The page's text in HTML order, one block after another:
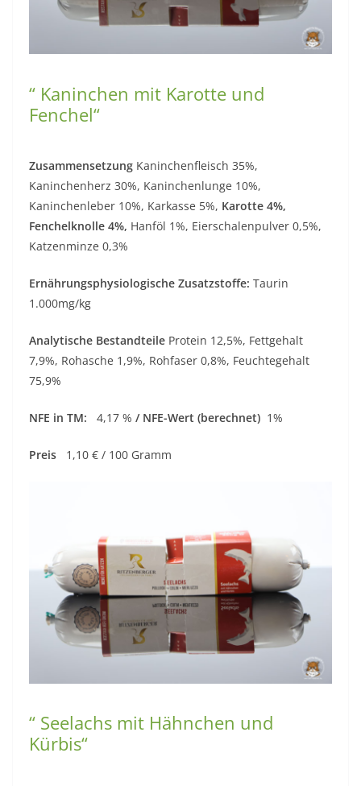
“ Kaninchen mit Karotte und
Fenchel“
Zusammensetzung Kaninchenfleisch 35%,
Kaninchenherz 30%, Kaninchenlunge 10%,
Kaninchenleber 10%, Karkasse 5%, Karotte 4%,
Fenchelknolle 4%, Hanföl 1%, Eierschalenpulver 0,5%,
Katzenminze 0,3%
Ernährungsphysiologische Zusatzstoffe: Taurin
1.000mg/kg
Analytische Bestandteile Protein 12,5%, Fettgehalt
7,9%, Rohasche 1,9%, Rohfaser 0,8%, Feuchtegehalt
75,9%
NFE in TM: 4,17 % / NFE-Wert (berechnet) 1%
Preis 1,10 € / 100 Gramm
“ Seelachs mit Hähnchen und
Kürbis“